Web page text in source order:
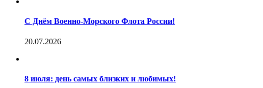
С Днём Военно-Морского Флота России!
20.07.2026
8 июля: день самых близких и любимых!